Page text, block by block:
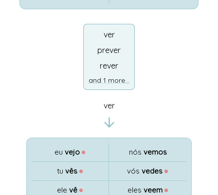
ver
prever
rever
and 1 more...
ver
eu vejo ●
tu vês ●
ele vê ●
nós vemos
vósvedes ●
eles veem ●